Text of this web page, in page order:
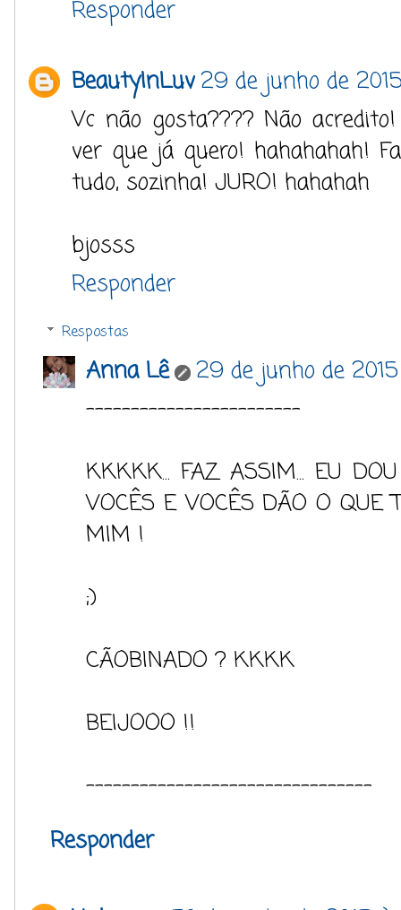
Responder
BeautyInLuv29 de junho de
Vc não gosta???? Não
ver que já quero! hahahahah!
tudo, sozinha! JURO! hahahah
bjosss
Responder
Respostas
Anna Lê
29 de junho de
------------------------
KKKKK... FAZ ASSIM... EU
VOCÊS E VOCÊS DÃO O QUE
MIM !
;)
CÃOBINADO ? KKKK
BEIJOOO !!
--------------------------------
Responder